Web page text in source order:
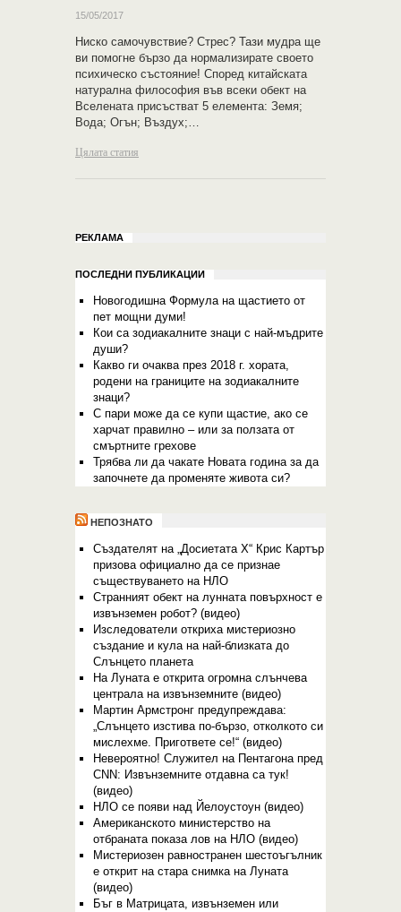
15/05/2017
Ниско самочувствие? Стрес? Тази мудра ще
ви помогне бързо да нормализирате своето
психическо състояние! Според китайската
натурална философия във всеки обект на
Вселената присъстват 5 елемента: Земя;
Вода; Огън; Въздух;…
Цялата статия
РЕКЛАМА
ПОСЛЕДНИ ПУБЛИКАЦИИ
Новогодишна Формула на щастието от
пет мощни думи!
Кои са зодиакалните знаци с най-мъдрите
души?
Какво ги очаква през 2018 г. хората,
родени на границите на зодиакалните
знаци?
С пари може да се купи щастие, ако се
харчат правилно – или за ползата от
смъртните грехове
Трябва ли да чакате Новата година за да
започнете да променяте живота си?
НЕПОЗНАТО
Създателят на „Досиетата Х“ Крис Картър
призова официално да се признае
съществуването на НЛО
Странният обект на лунната повърхност е
извънземен робот? (видео)
Изследователи откриха мистериозно
създание и кула на най-близката до
Слънцето планета
На Луната е открита огромна слънчева
централа на извънземните (видео)
Мартин Армстронг предупреждава:
„Слънцето изстива по-бързо, отколкото си
мислехме. Пригответе се!“ (видео)
Невероятно! Служител на Пентагона пред
CNN: Извънземните отдавна са тук!
(видео)
НЛО се появи над Йелоустоун (видео)
Американското министерство на
отбраната показа лов на НЛО (видео)
Мистериозен равностранен шестоъгълник
е открит на стара снимка на Луната
(видео)
Бъг в Матрицата, извънземен или